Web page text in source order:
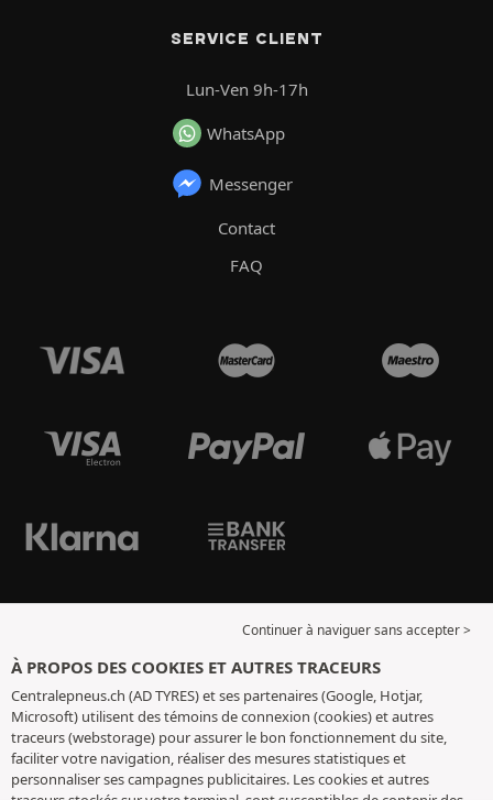
SERVICE CLIENT
Lun-Ven 9h-17h
WhatsApp
Messenger
Contact
FAQ
Continuer à naviguer sans accepter >
À PROPOS DES COOKIES ET AUTRES TRACEURS
Centralepneus.ch (AD TYRES) et ses partenaires (Google, Hotjar,
Microsoft) utilisent des témoins de connexion (cookies) et autres
traceurs (webstorage) pour assurer le bon fonctionnement du site,
faciliter votre navigation, réaliser des mesures statistiques et
personnaliser ses campagnes publicitaires. Les cookies et autres